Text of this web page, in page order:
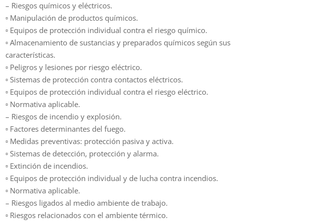
– Riesgos químicos y eléctricos.
▫ Manipulación de productos químicos.
▫ Equipos de protección individual contra el riesgo químico.
▫ Almacenamiento de sustancias y preparados químicos según sus
características.
▫ Peligros y lesiones por riesgo eléctrico.
▫ Sistemas de protección contra contactos eléctricos.
▫ Equipos de protección individual contra el riesgo eléctrico.
▫ Normativa aplicable.
– Riesgos de incendio y explosión.
▫ Factores determinantes del fuego.
▫ Medidas preventivas: protección pasiva y activa.
▫ Sistemas de detección, protección y alarma.
▫ Extinción de incendios.
▫ Equipos de protección individual y de lucha contra incendios.
▫ Normativa aplicable.
– Riesgos ligados al medio ambiente de trabajo.
▫ Riesgos relacionados con el ambiente térmico.